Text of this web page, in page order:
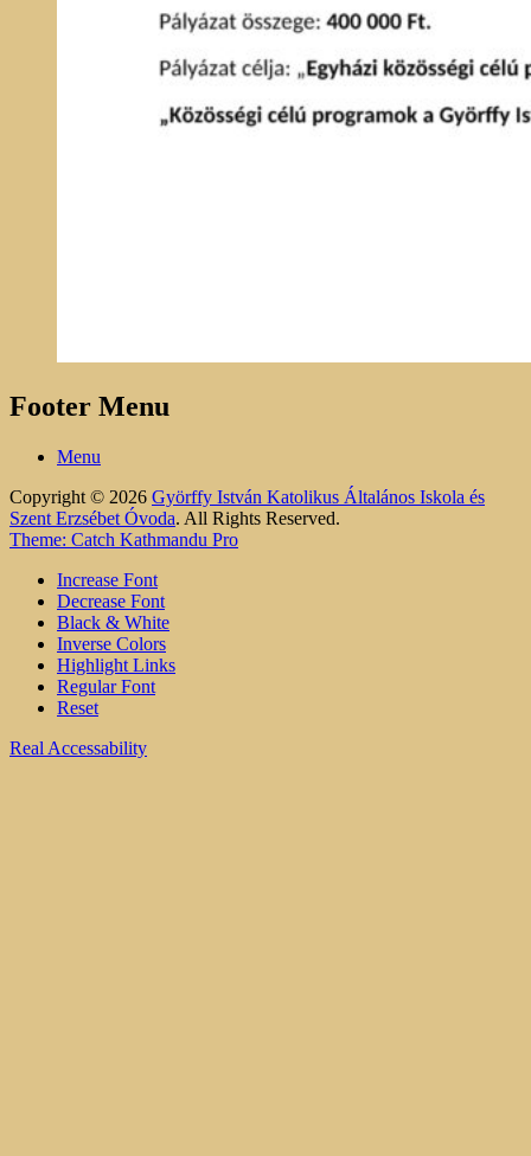
Footer Menu
Menu
Copyright © 2026 Györffy István Katolikus Általános Iskola és
Szent Erzsébet Óvoda. All Rights Reserved.
Theme: Catch Kathmandu Pro
Increase Font
Decrease Font
Black & White
Inverse Colors
Highlight Links
Regular Font
Reset
Real Accessability